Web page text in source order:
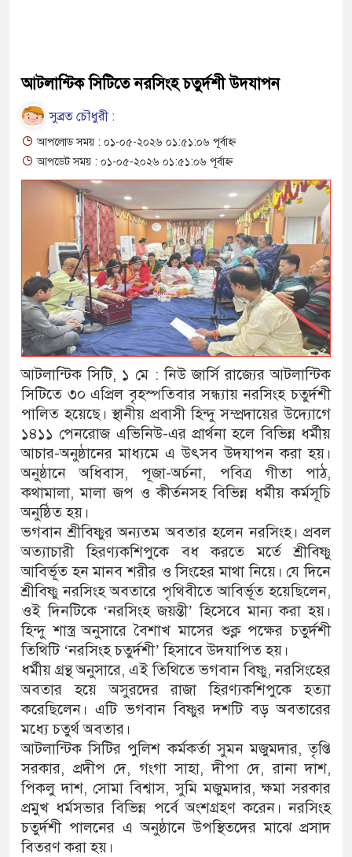
আটলান্টিক সিটিতে নরসিংহ চতুর্দশী উদযাপন
সুব্রত চৌধুরী :
আপলোড সময় : ০১-০৫-২০২৬ ০১:৫১:০৬ পূর্বাহ্ন
আপডেট সময় : ০১-০৫-২০২৬ ০১:৫১:০৬ পূর্বাহ্ন
আটলান্টিক সিটি, ১ মে : নিউ জার্সি রাজ্যের আটলান্টিক
সিটিতে ৩০ এপ্রিল বৃহস্পতিবার সন্ধ্যায় নরসিংহ চতুর্দশী
পালিত হয়েছে। স্থানীয় প্রবাসী হিন্দু সম্প্রদায়ের উদ্যোগে
১৪১১ পেনরোজ এভিনিউ-এর প্রার্থনা হলে বিভিন্ন ধর্মীয়
আচার-অনুষ্ঠানের মাধ্যমে এ উৎসব উদযাপন করা হয়।
অনুষ্ঠানে অধিবাস, পূজা-অর্চনা, পবিত্র গীতা পাঠ,
কথামালা, মালা জপ ও কীর্তনসহ বিভিন্ন ধর্মীয় কর্মসূচি
অনুষ্ঠিত হয়।
ভগবান শ্রীবিষ্ণুর অন্যতম অবতার হলেন নরসিংহ। প্রবল
অত্যাচারী হিরণ্যকশিপুকে বধ করতে মর্তে শ্রীবিষ্ণু
আবির্ভূত হন মানব শরীর ও সিংহের মাথা নিয়ে। যে দিনে
শ্রীবিষ্ণু নরসিংহ অবতারে পৃথিবীতে আবির্ভূত হয়েছিলেন,
ওই দিনটিকে ‘নরসিংহ জয়ন্তী’ হিসেবে মান্য করা হয়।
হিন্দু শাস্ত্র অনুসারে বৈশাখ মাসের শুক্ল পক্ষের চতুর্দশী
তিথিটি ‘নরসিংহ চতুর্দশী’ হিসাবে উদযাপিত হয়।
ধর্মীয় গ্রন্থ অনুসারে, এই তিথিতে ভগবান বিষ্ণু, নরসিংহের
অবতার হয়ে অসুরদের রাজা হিরণ্যকশিপুকে হত্যা
করেছিলেন। এটি ভগবান বিষ্ণুর দশটি বড় অবতারের
মধ্যে চতুর্থ অবতার।
আটলান্টিক সিটির পুলিশ কর্মকর্তা সুমন মজুমদার, তৃপ্তি
সরকার, প্রদীপ দে, গংগা সাহা, দীপা দে, রানা দাশ,
পিকলু দাশ, সোমা বিশ্বাস, সুমি মজুমদার, ক্ষমা সরকার
প্রমুখ ধর্মসভার বিভিন্ন পর্বে অংশগ্রহণ করেন। নরসিংহ
চতুর্দশী পালনের এ অনুষ্ঠানে উপস্থিতদের মাঝে প্রসাদ
বিতরণ করা হয়।